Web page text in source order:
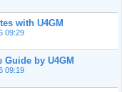
with U4GM
09:29
Guide by U4GM
09:19